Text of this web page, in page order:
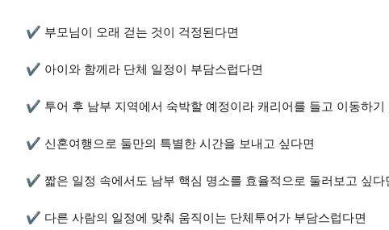
✔ 부모님이 오래 걷는 것이 걱정된다면
✔ 아이와 함께라 단체 일정이 부담스럽다면
✔ 투어 후 남부 지역에서 숙박할 예정이라 캐리어를 들고 이동하기
✔ 신혼여행으로 둘만의 특별한 시간을 보내고 싶다면
✔ 짧은 일정 속에서도 남부 핵심 명소를 효율적으로 둘러보고 싶다
✔ 다른 사람의 일정에 맞춰 움직이는 단체투어가 부담스럽다면